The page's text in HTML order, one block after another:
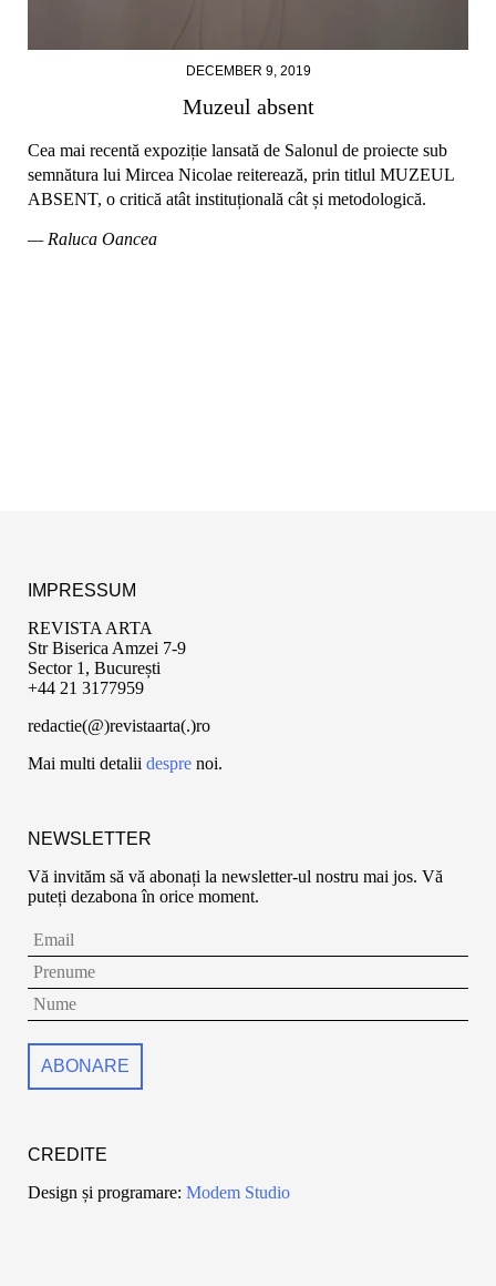
DECEMBER 9, 2019
Muzeul absent
Cea mai recentă expoziție lansată de Salonul de proiecte sub
semnătura lui Mircea Nicolae reiterează, prin titlul MUZEUL
ABSENT, o critică atât instituțională cât și metodologică.
— Raluca Oancea
IMPRESSUM
REVISTA ARTA
Str Biserica Amzei 7-9
Sector 1, București
+44 21 3177959
redactie(@)revistaarta(.)ro
Mai multi detalii despre noi.
NEWSLETTER
Vă invităm să vă abonați la newsletter-ul nostru mai jos. Vă
puteți dezabona în orice moment.
CREDITE
Design și programare: Modem Studio